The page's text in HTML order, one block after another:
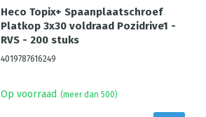
Heco Topix+ Spaanplaatschroef
Platkop 3x30 voldraad Pozidrive1 -
RVS - 200 stuks
4019787616249
Op voorraad (meer dan 500)